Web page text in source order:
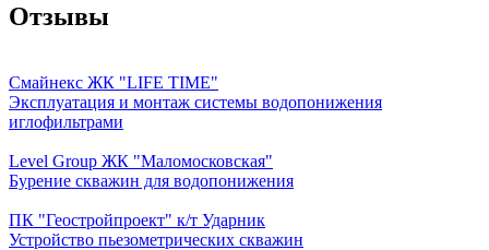
Отзывы
Смайнекс ЖК "LIFE TIME"
Эксплуатация и монтаж системы водопонижения
иглофильтрами
Level Group ЖК "Маломосковская"
Бурение скважин для водопонижения
ПК "Геостройпроект" к/т Ударник
Устройство пьезометрических скважин